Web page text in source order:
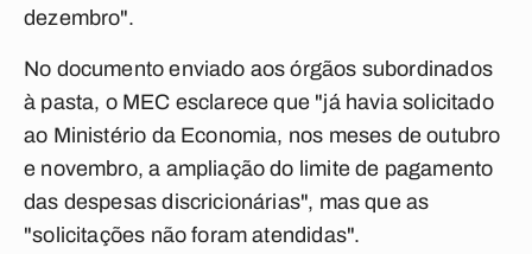
dezembro".
No documento enviado aos órgãos subordinados
à pasta, o MEC esclarece que "já havia solicitado
ao Ministério da Economia, nos meses de outubro
e novembro, a ampliação do limite de pagamento
das despesas discricionárias", mas que as
"solicitações não foram atendidas".